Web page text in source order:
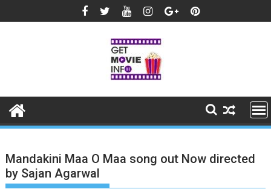
to
Mandakini Maa O Maa song out Now directed
by Sajan Agarwal